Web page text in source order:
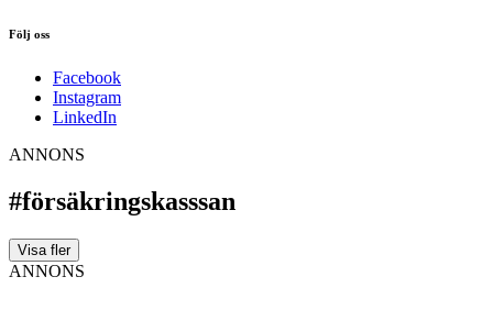
Följ oss
Facebook
Instagram
LinkedIn
ANNONS
#försäkringskasssan
Visa fler
ANNONS